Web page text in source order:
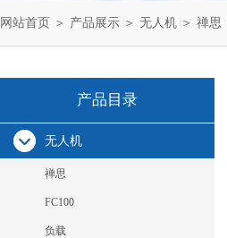
网站首页 ＞ 产品展示 ＞ 无人机 ＞ 禅思
产品目录
无人机
禅思
FC100
负载